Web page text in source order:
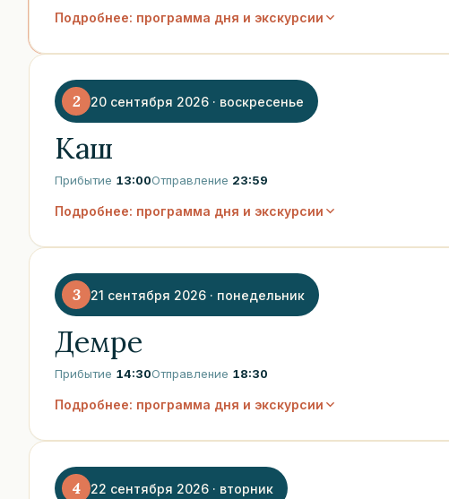
Подробнее: программа дня и экскурсии
2 20 сентября 2026 · воскресенье
Каш
Прибытие 13:00Отправление 23:59
Подробнее: программа дня и экскурсии
3 21 сентября 2026 · понедельник
Демре
Прибытие 14:30Отправление 18:30
Подробнее: программа дня и экскурсии
4 22 сентября 2026 · вторник